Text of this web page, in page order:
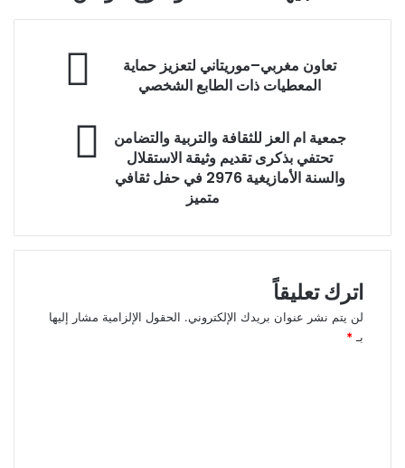
تعاون مغربي–موريتاني لتعزيز حماية
المعطيات ذات الطابع الشخصي
جمعية ام العز للثقافة والتربية والتضامن
تحتفي بذكرى تقديم وثيقة الاستقلال
والسنة الأمازيغية 2976 في حفل ثقافي
متميز
اترك تعليقاً
لن يتم نشر عنوان بريدك الإلكتروني. الحقول الإلزامية مشار إليها
بـ *